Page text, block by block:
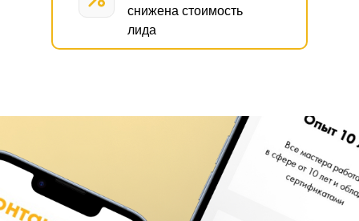
снижена стоимость
лида